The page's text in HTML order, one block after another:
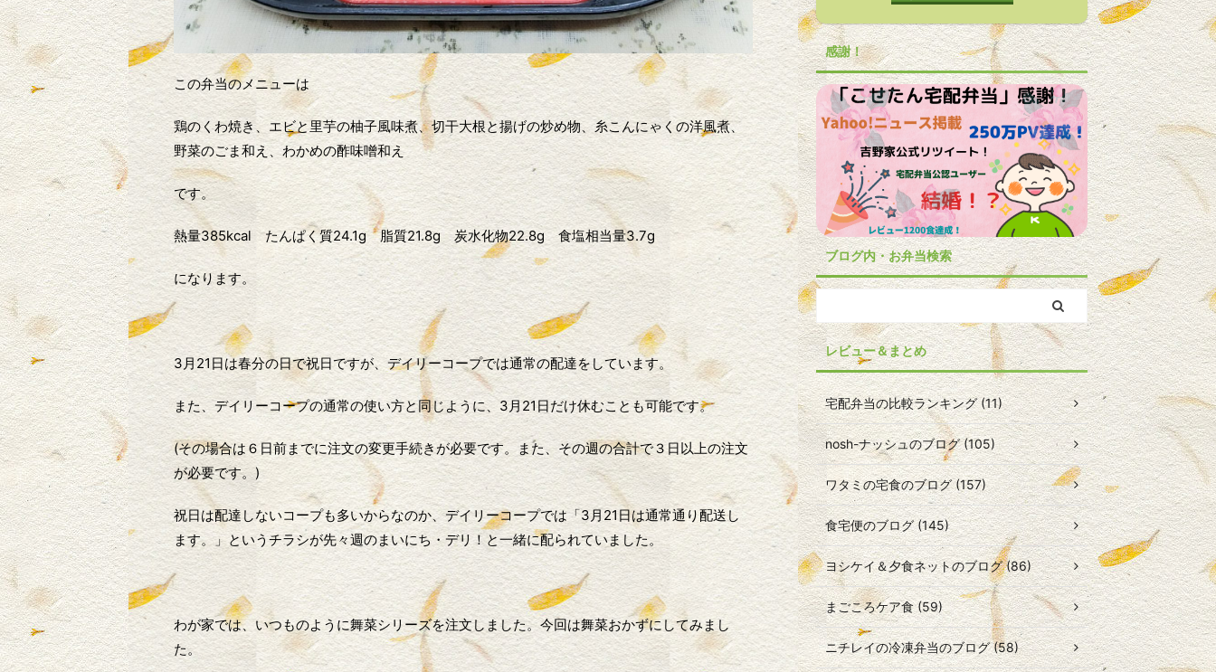
この弁当のメニューは
鶏のくわ焼き、エビと里芋の柚子風味煮、切干大根と揚げの炒め物、糸こんにゃくの洋風煮、
野菜のごま和え、わかめの酢味噌和え
です。
熱量385kcal たんぱく質24.1g 脂質21.8g 炭水化物22.8g 食塩相当量3.7g
になります。
3月21日は春分の日で祝日ですが、デイリーコープでは通常の配達をしています。
また、デイリーコープの通常の使い方と同じように、3月21日だけ休むことも可能です。
(その場合は６日前までに注文の変更手続きが必要です。また、その週の合計で３日以上の注文
が必要です。)
祝日は配達しないコープも多いからなのか、デイリーコープでは「3月21日は通常通り配送し
ます。」というチラシが先々週のまいにち・デリ！と一緒に配られていました。
わが家では、いつものように舞菜シリーズを注文しました。今回は舞菜おかずにしてみまし
た。
感謝！
ブログ内・お弁当検索
レビュー＆まとめ
宅配弁当の比較ランキング (11)
nosh-ナッシュのブログ (105)
ワタミの宅食のブログ (157)
食宅便のブログ (145)
ヨシケイ＆夕食ネットのブログ (86)
まごころケア食 (59)
ニチレイの冷凍弁当のブログ (58)